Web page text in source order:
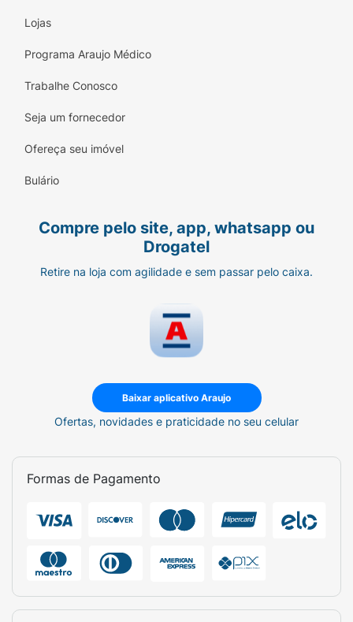
Lojas
Programa Araujo Médico
Trabalhe Conosco
Seja um fornecedor
Ofereça seu imóvel
Bulário
Compre pelo site, app, whatsapp ou
Drogatel
Retire na loja com agilidade e sem passar pelo caixa.
Baixar aplicativo Araujo
Ofertas, novidades e praticidade no seu celular
Formas de Pagamento